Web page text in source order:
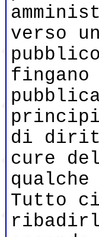
verso
di
cure
Tutto